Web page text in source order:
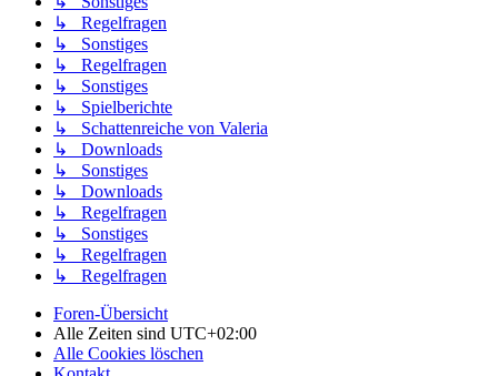
↳ Regelfragen
↳ Sonstiges
↳ Regelfragen
↳ Sonstiges
↳ Spielberichte
↳ Schattenreiche von Valeria
↳ Downloads
↳ Sonstiges
↳ Downloads
↳ Regelfragen
↳ Sonstiges
↳ Regelfragen
↳ Regelfragen
Foren-Übersicht
Alle Zeiten sind UTC+02:00
Alle Cookies löschen